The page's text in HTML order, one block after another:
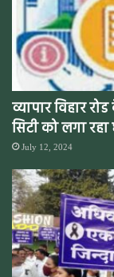
व्यापार विहार
सिटी को लगा रहा
July 12, 2024